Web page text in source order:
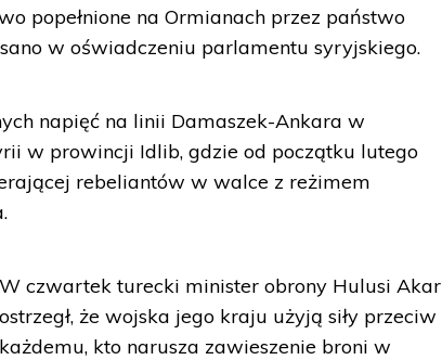
popełnione na Ormianach przez państwo
w oświadczeniu parlamentu syryjskiego.
napięć na linii Damaszek-Ankara w
w prowincji Idlib, gdzie od początku lutego
rebeliantów w walce z reżimem
W czwartek turecki minister obrony Hulusi Akar
ostrzegł, że wojska jego kraju użyją siły przeciw
każdemu, kto narusza zawieszenie broni w